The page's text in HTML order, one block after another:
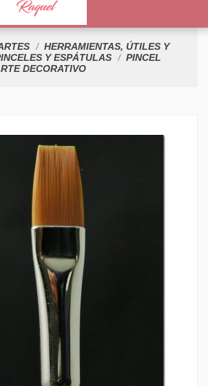
HERRAMIENTAS, ÚTILES Y
Y ESPÁTULAS
PINCEL
DECORATIVO